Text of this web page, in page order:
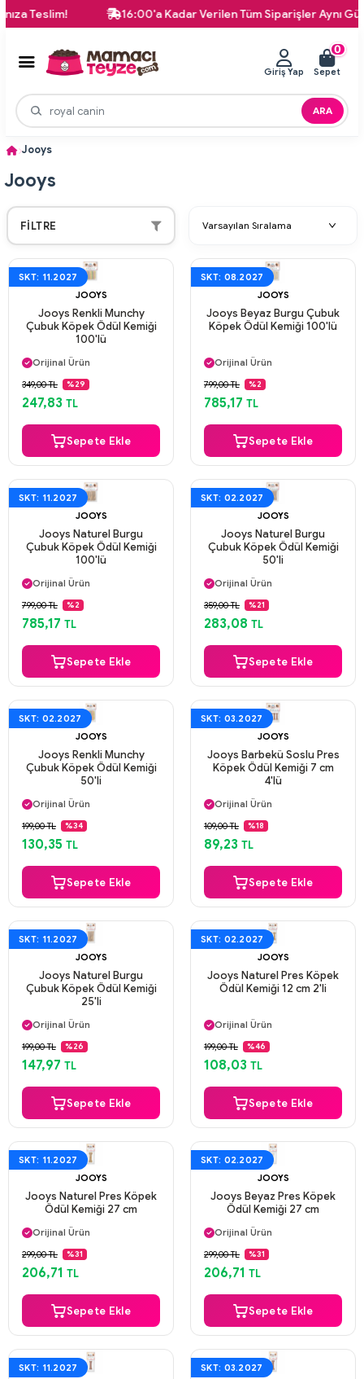
16:00'a Kadar Verilen Tüm Siparişler Aynı Gün
ARA
Giriş Yap
0
Sepet
Jooys
Jooys
FILTRE
SKT: 11.2027
JOOYS
Jooys Renkli Munchy
Çubuk Köpek Ödül Kemiği
100'lü
Aynı Gün Kargo
Orijinal Ürün
Güvenli Ödeme
Aynı Gün Kargo
349,00 TL %29
247,83 TL
Sepete Ekle
SKT: 08.2027
JOOYS
Jooys Beyaz Burgu Çubuk
Köpek Ödül Kemiği 100'lü
Orijinal Ürün
Güvenli Ödeme
Aynı Gün Kargo
799,00 TL %2
785,17 TL
Sepete Ekle
SKT: 11.2027
JOOYS
Jooys Naturel Burgu
Çubuk Köpek Ödül Kemiği
100'lü
Aynı Gün Kargo
Orijinal Ürün
Güvenli Ödeme
Aynı Gün Kargo
799,00 TL %2
785,17 TL
Sepete Ekle
SKT: 02.2027
JOOYS
Jooys Naturel Burgu
Çubuk Köpek Ödül Kemiği
50'li
Aynı Gün Kargo
Orijinal Ürün
Güvenli Ödeme
Aynı Gün Kargo
359,00 TL %21
283,08 TL
Sepete Ekle
SKT: 02.2027
JOOYS
Jooys Renkli Munchy
Çubuk Köpek Ödül Kemiği
50'li
Aynı Gün Kargo
Orijinal Ürün
Güvenli Ödeme
Aynı Gün Kargo
199,00 TL %34
130,35 TL
Sepete Ekle
SKT: 03.2027
JOOYS
Jooys Barbekü Soslu Pres
Köpek Ödül Kemiği 7 cm
4'lü
Aynı Gün Kargo
Orijinal Ürün
Güvenli Ödeme
Aynı Gün Kargo
109,00 TL %18
89,23 TL
Sepete Ekle
SKT: 11.2027
JOOYS
Jooys Naturel Burgu
Çubuk Köpek Ödül Kemiği
25'li
Aynı Gün Kargo
Orijinal Ürün
Güvenli Ödeme
Aynı Gün Kargo
199,00 TL %26
147,97 TL
Sepete Ekle
SKT: 02.2027
JOOYS
Jooys Naturel Pres Köpek
Ödül Kemiği 12 cm 2'li
Orijinal Ürün
Güvenli Ödeme
Aynı Gün Kargo
199,00 TL %46
108,03 TL
Sepete Ekle
SKT: 11.2027
JOOYS
Jooys Naturel Pres Köpek
Ödül Kemiği 27 cm
Aynı Gün Kargo
Orijinal Ürün
Güvenli Ödeme
Aynı Gün Kargo
299,00 TL %31
206,71 TL
Sepete Ekle
SKT: 02.2027
JOOYS
Jooys Beyaz Pres Köpek
Ödül Kemiği 27 cm
Aynı Gün Kargo
Orijinal Ürün
Güvenli Ödeme
Aynı Gün Kargo
299,00 TL %31
206,71 TL
Sepete Ekle
SKT: 11.2027
SKT: 03.2027